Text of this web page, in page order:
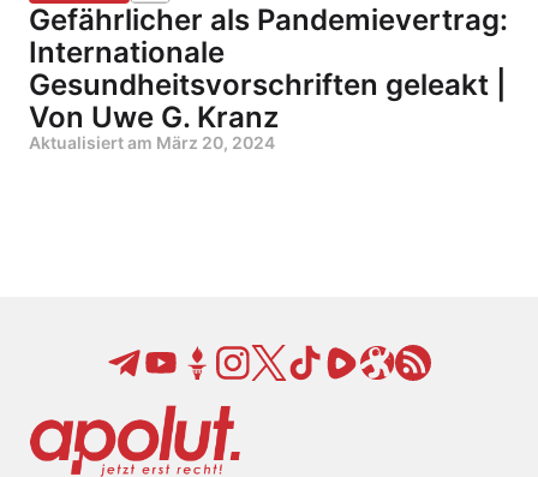
Gefährlicher als Pandemievertrag:
Internationale
Gesundheitsvorschriften geleakt |
Von Uwe G. Kranz
Aktualisiert am März 20, 2024